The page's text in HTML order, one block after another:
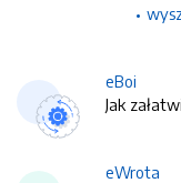
eBoi
Jak
eWrota